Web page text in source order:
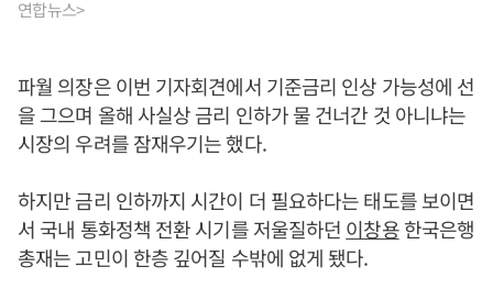
연합뉴스>
파월 의장은 이번 기자회견에서 기준금리 인상 가능성에 선
을 그으며 올해 사실상 금리 인하가 물 건너간 것 아니냐는
시장의 우려를 잠재우기는 했다.
하지만 금리 인하까지 시간이 더 필요하다는 태도를 보이면
서 국내 통화정책 전환 시기를 저울질하던 이창용한국은행
총재는 고민이 한층 깊어질 수밖에 없게 됐다.